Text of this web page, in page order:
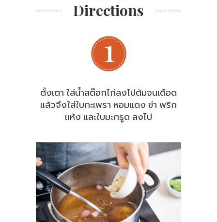
Directions
ตั้งเตา ใส่น้ำสต๊อกไก่ลงไปต้มจนเดือด
แล้วจึงใส่ใบกะเพรา หอมแดง ข่า พริก
แห้ง และใบมะกรูด ลงไป